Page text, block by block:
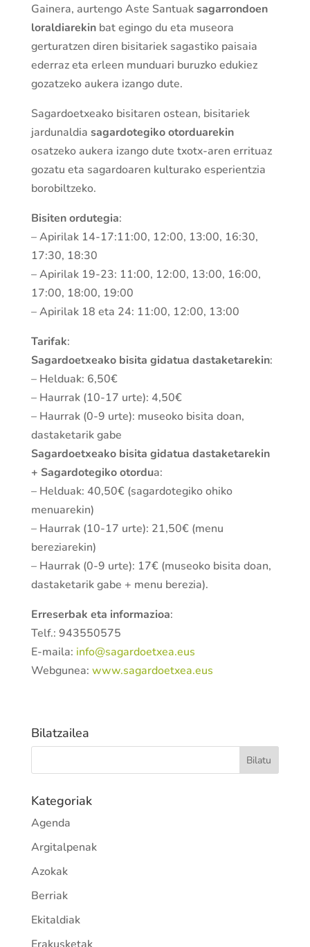
Gainera, aurtengo Aste Santuaksagarrondoen
loraldiarekinbat egingo du eta museora
gerturatzen diren bisitariek sagastiko paisaia
ederraz eta erleen munduari buruzko edukiez
gozatzeko aukera izango dute.
Sagardoetxeako bisitaren ostean, bisitariek
jardunaldia sagardotegiko otorduarekin
osatzeko aukera izango dute txotx-aren errituaz
gozatu eta sagardoaren kulturako esperientzia
borobiltzeko.
Bisiten ordutegia:
– Apirilak 14-17:11:00, 12:00, 13:00, 16:30,
17:30, 18:30
– Apirilak 19-23: 11:00, 12:00, 13:00, 16:00,
17:00, 18:00, 19:00
– Apirilak 18 eta 24: 11:00, 12:00, 13:00
Tarifak:
Sagardoetxeako bisita gidatua dastaketarekin:
– Helduak: 6,50€
– Haurrak (10-17 urte): 4,50€
– Haurrak (0-9 urte): museoko bisita doan,
dastaketarik gabe
Sagardoetxeako bisita gidatua dastaketarekin
+ Sagardotegiko otordua:
– Helduak: 40,50€ (sagardotegiko ohiko
menuarekin)
– Haurrak (10-17 urte): 21,50€ (menu
bereziarekin)
– Haurrak (0-9 urte): 17€ (museoko bisita doan,
dastaketarik gabe + menu berezia).
Erreserbak eta informazioa:
Telf.: 943550575
E-maila: info@sagardoetxea.eus
Webgunea: www.sagardoetxea.eus
Bilatzailea
Kategoriak
Agenda
Argitalpenak
Azokak
Berriak
Ekitaldiak